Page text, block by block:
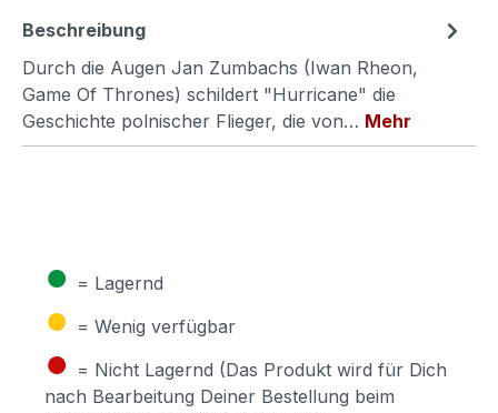
Beschreibung
Durch die Augen Jan Zumbachs (Iwan Rheon,
Game Of Thrones) schildert "Hurricane" die
Geschichte polnischer Flieger, die von… Mehr
● = Lagernd
● = Wenig verfügbar
● = Nicht Lagernd (Das Produkt wird für Dich
nach Bearbeitung Deiner Bestellung beim